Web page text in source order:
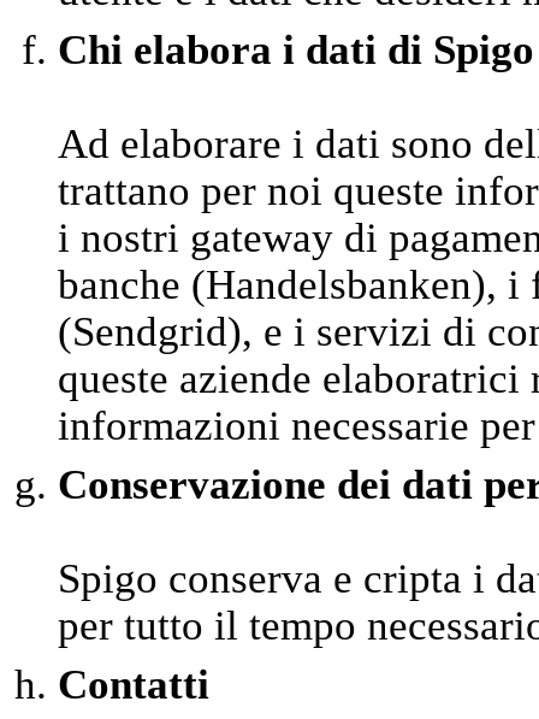
Chi elabora i dati di Spigo
Ad elaborare i dati sono
trattano per noi queste
i nostri gateway di
banche (Handelsbanken),
(Sendgrid), e i servizi di
queste aziende
informazioni necessarie
Conservazione dei dati
Spigo conserva e cripta i
per tutto il tempo
Contatti